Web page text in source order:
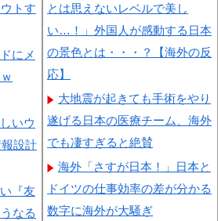
トす
にメ
いウ
設計
『友
なる
とは思えないレベルで美し
い…！」外国人が感動する日本
の景色とは・・・？【海外の反
応】
大地震が起きても手術をやり
遂げる日本の医療チーム、海外
でも凄すぎると絶賛
海外「さすが日本！」日本と
ドイツの仕事効率の差が分かる
数字に海外が大騒ぎ